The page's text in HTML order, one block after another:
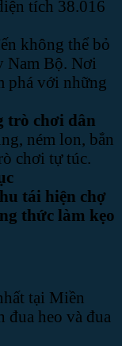
tích 38.016
không thể bỏ
Nam Bộ. Nơi
phá với những
trò chơi dân
ném lon, bắn
chơi tự túc.
tái hiện chợ
thức làm kẹo
tại Miền
heo và đua